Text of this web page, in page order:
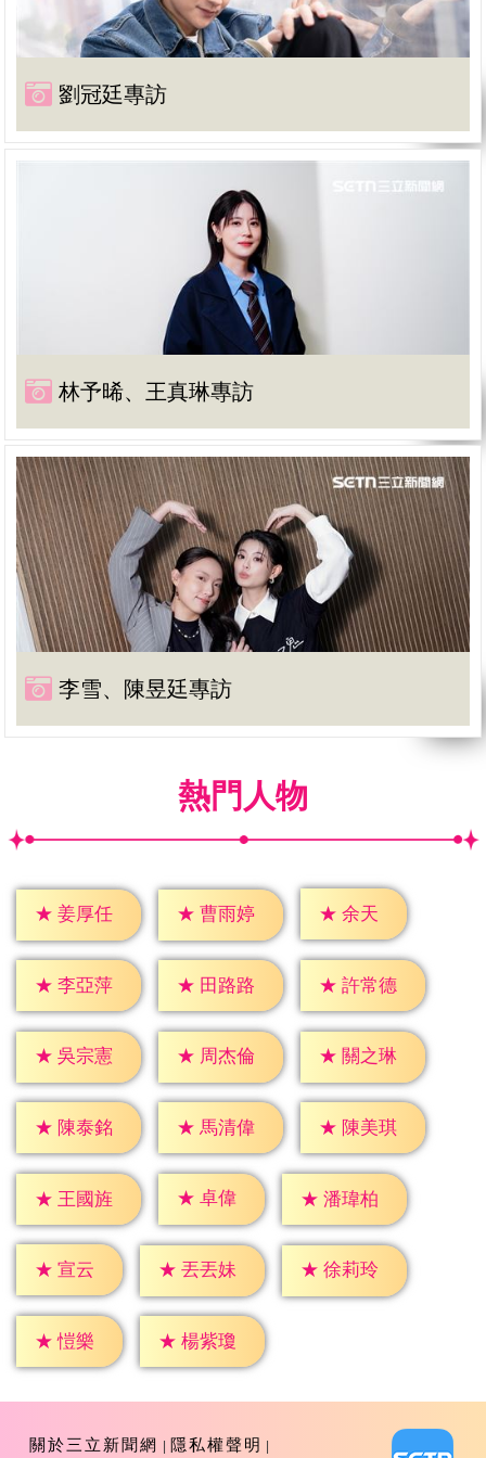
劉冠廷專訪
林予晞、王真琳專訪
李雪、陳昱廷專訪
熱門人物
★ 姜厚任 ★ 曹雨婷 ★ 余天
★ 李亞萍 ★ 田路路 ★ 許常德
★ 吳宗憲 ★ 周杰倫 ★ 關之琳
★ 陳泰銘 ★ 馬清偉 ★ 陳美琪
★ 王國旌 ★ 卓偉 ★ 潘瑋柏
★ 宣云 ★ 丟丟妹 ★ 徐莉玲
★ 愷樂 ★ 楊紫瓊
關於三立新聞網 隱私權聲明